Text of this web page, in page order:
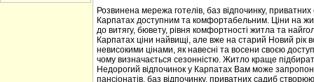
Розвинена мережа готелів, баз відпочинку,
Карпатах доступним та комфортабельним. Ціни на
до витягу, бювету, рівня комфортності житла та
Карпатах ціни найвищі, але вже на старий Новий рік
невисокими цінами, як навесні та восени своєю
чому визначається сезонністю. Житло краще
Недорогий відпочинок у Карпатах Вам може
пансіонатів, баз відпочинку, приватних садиб